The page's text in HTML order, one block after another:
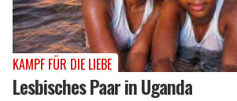
KAMPF FÜR DIE LIEBE
Lesbisches Paar in Uganda